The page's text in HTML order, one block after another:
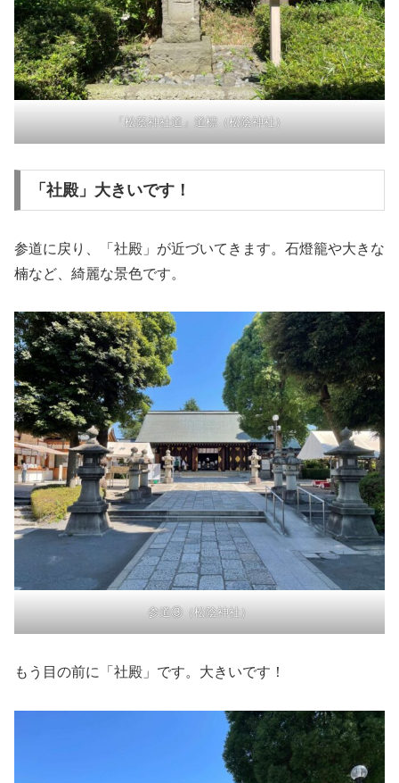
「松蔭神社道」道標（松陰神社）
「社殿」大きいです！
参道に戻り、「社殿」が近づいてきます。石燈籠や大きな
楠など、綺麗な景色です。
参道③（松陰神社）
もう目の前に「社殿」です。大きいです！